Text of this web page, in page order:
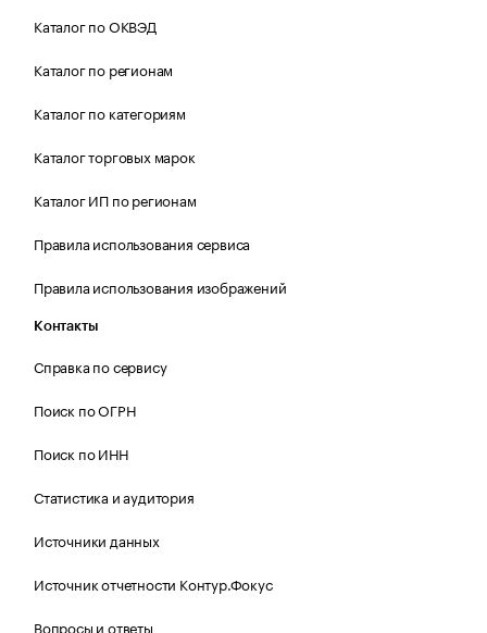
Каталог по ОКВЭД
Каталог по регионам
Каталог по категориям
Каталог торговых марок
Каталог ИП по регионам
Правила использования сервиса
Правила использования изображений
Контакты
Справка по сервису
Поиск по ОГРН
Поиск по ИНН
Статистика и аудитория
Источники данных
Источник отчетности Контур.Фокус
Вопросы и ответы